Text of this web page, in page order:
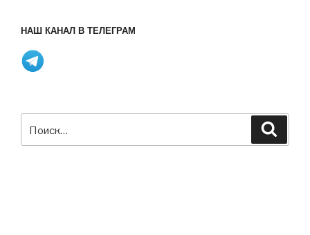
NEO
НАШ КАНАЛ В ТЕЛЕГРАМ